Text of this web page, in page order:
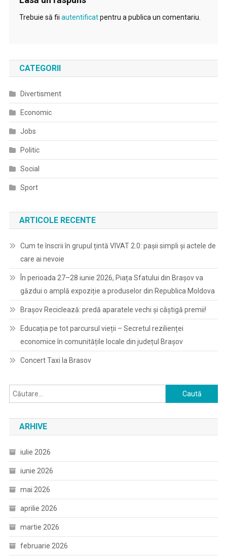
Trebuie să fii autentificatpentru a publica un comentariu.
CATEGORII
Divertisment
Economic
Jobs
Politic
Social
Sport
ARTICOLE RECENTE
Cum te înscrii în grupul țintă VIVAT 2.0: pașii simpli și actele de
care ai nevoie
În perioada 27–28 iunie 2026, Piața Sfatului din Brașov va
găzdui o amplă expoziție a produselor din Republica Moldova
Brașov Reciclează: predă aparatele vechi și câștigă premii!
Educația pe tot parcursul vieții – Secretul rezilienței
economice în comunitățile locale din județul Brașov
Concert Taxi la Brasov
Caută
după:
ARHIVE
iulie 2026
iunie 2026
mai 2026
aprilie 2026
martie 2026
februarie 2026